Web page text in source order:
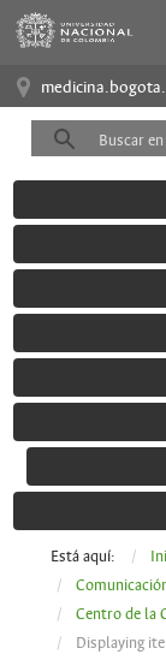
Está aquí:
Centro de la
Displaying